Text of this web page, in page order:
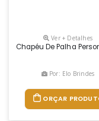
Ver + Detalhes
Chapéu De Palha
Por: Elo Brindes
ORÇAR